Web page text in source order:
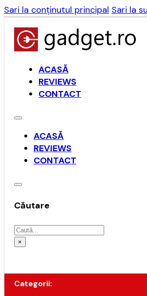
Sari la conținutul principal Sari la
ACASĂ
REVIEWS
CONTACT
ACASĂ
REVIEWS
CONTACT
Căutare
Caută
×
Categorii: